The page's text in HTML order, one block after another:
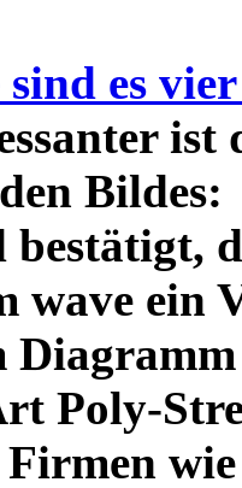
es
wave ein
Poly-